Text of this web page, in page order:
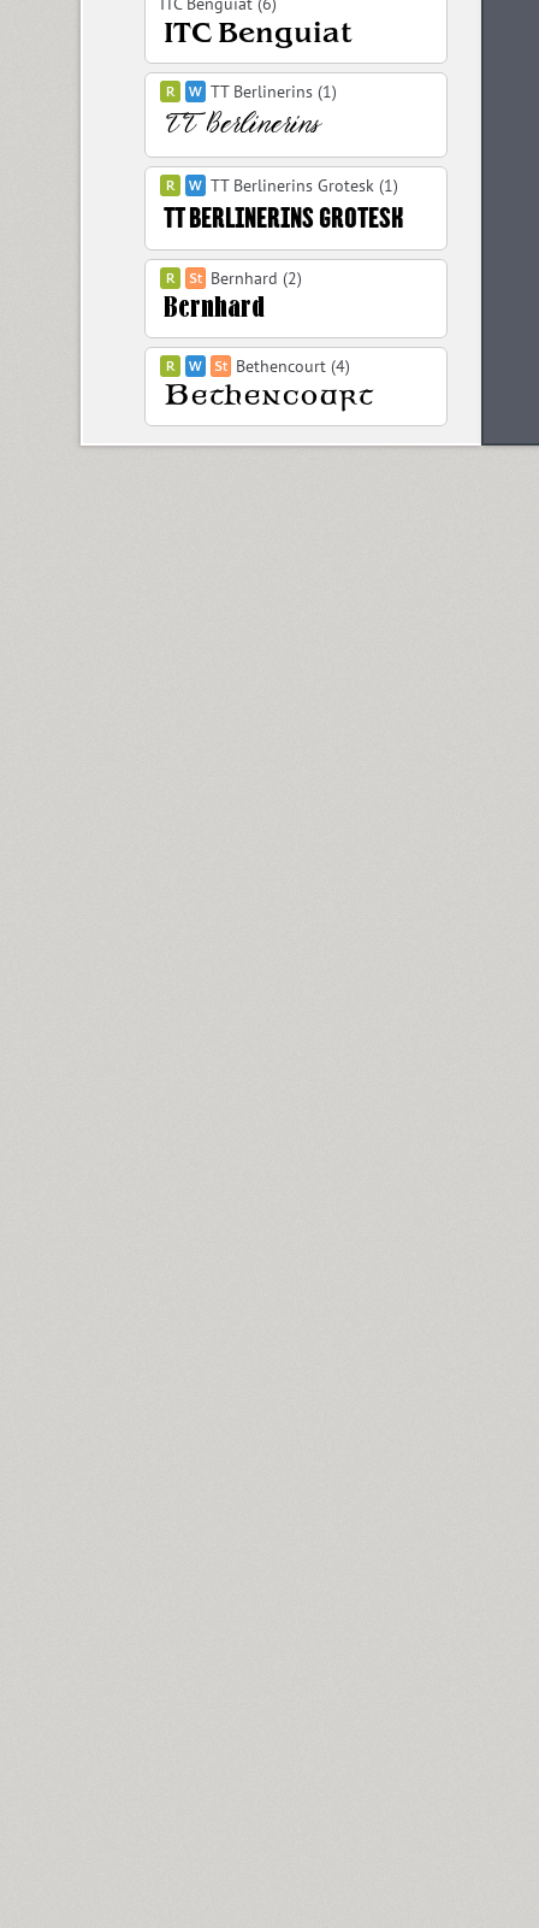
TT Berlinerins (1)
TT Berlinerins Grotesk (1)
Bernhard (2)
Bethencourt (4)
Betina Script (3)